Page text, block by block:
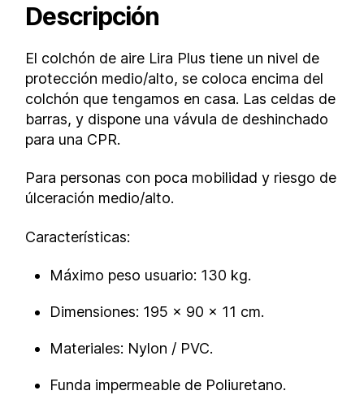
Descripción
El colchón de aire Lira Plus tiene un nivel de
protección medio/alto, se coloca encima del
colchón que tengamos en casa. Las celdas de
barras, y dispone una vávula de deshinchado
para una CPR.
Para personas con poca mobilidad y riesgo de
úlceración medio/alto.
Características:
Máximo peso usuario: 130 kg.
Dimensiones: 195 x 90 x 11 cm.
Materiales: Nylon / PVC.
Funda impermeable de Poliuretano.